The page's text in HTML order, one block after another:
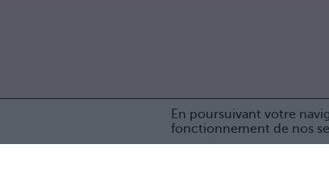
En poursuivant votre
fonctionnement de nos